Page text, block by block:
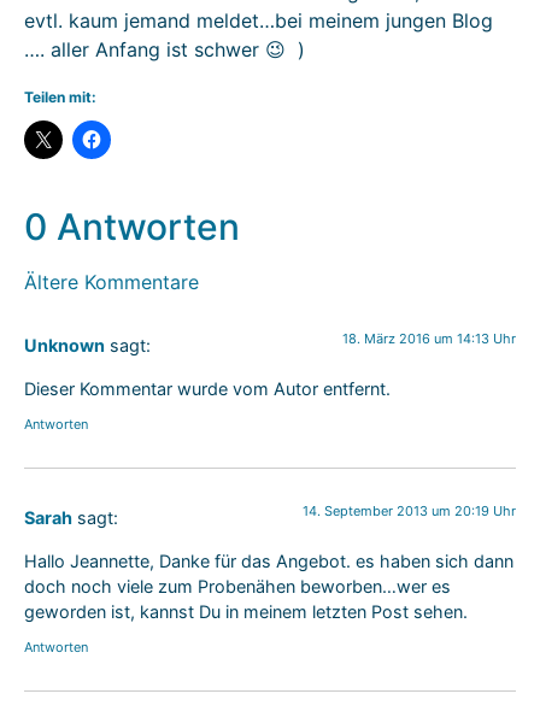
evtl. kaum jemand meldet…bei meinem jungen Blog
…. aller Anfang ist schwer 😉 )
Teilen mit:
0 Antworten
Ältere Kommentare
Unknown sagt: 18. März 2016 um 14:13 Uhr
Dieser Kommentar wurde vom Autor entfernt.
Antworten
Sarah sagt: 14. September 2013 um 20:19 Uhr
Hallo Jeannette, Danke für das Angebot. es haben sich dann
doch noch viele zum Probenähen beworben…wer es
geworden ist, kannst Du in meinem letzten Post sehen.
Antworten